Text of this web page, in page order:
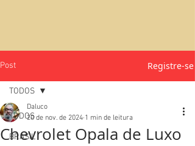
Post Registre-se
TODOS
BRASIL
TODOS
Chevrolet Opala de Luxo
Daluco
20 de nov. de 2024 1 min de leitura